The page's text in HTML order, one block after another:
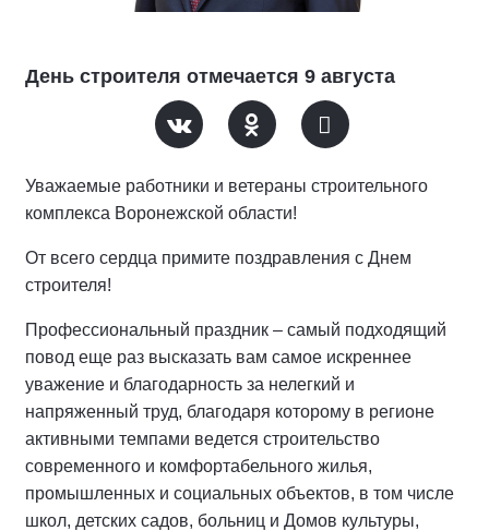
День строителя отмечается 9 августа
Уважаемые работники и ветераны строительного
комплекса Воронежской области!
От всего сердца примите поздравления с Днем
строителя!
Профессиональный праздник – самый подходящий
повод еще раз высказать вам самое искреннее
уважение и благодарность за нелегкий и
напряженный труд, благодаря которому в регионе
активными темпами ведется строительство
современного и комфортабельного жилья,
промышленных и социальных объектов, в том числе
школ, детских садов, больниц и Домов культуры,